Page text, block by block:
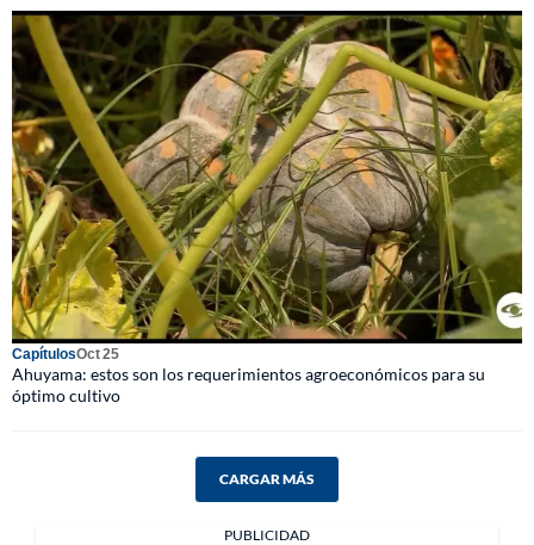
CapítulosOct 25
Ahuyama: estos son los requerimientos agroeconómicos para su
óptimo cultivo
CARGAR MÁS
PUBLICIDAD